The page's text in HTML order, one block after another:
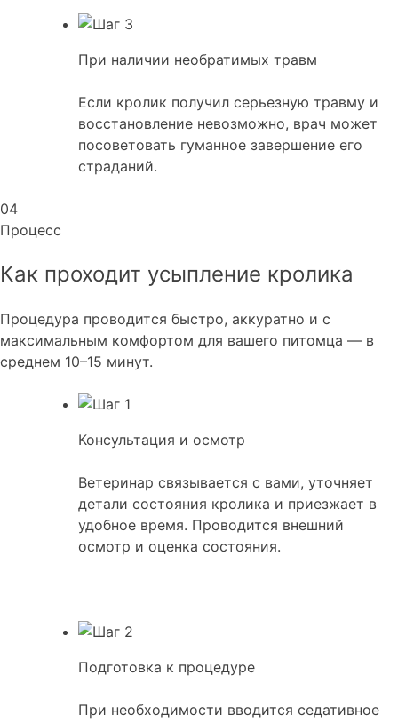
При наличии необратимых травм
Если кролик получил серьезную травму и
восстановление невозможно, врач может
посоветовать гуманное завершение его
страданий.
04
Процесс
Как проходит усыпление кролика
Процедура проводится быстро, аккуратно и с
максимальным комфортом для вашего питомца — в
среднем 10–15 минут.
Консультация и осмотр
Ветеринар связывается с вами, уточняет
детали состояния кролика и приезжает в
удобное время. Проводится внешний
осмотр и оценка состояния.
Подготовка к процедуре
При необходимости вводится седативное